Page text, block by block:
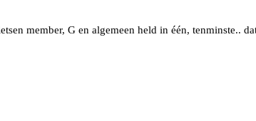
member, G en algemeen held in één,